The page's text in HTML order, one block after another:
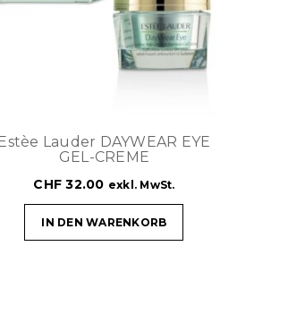
Estèe Lauder DAYWEAR EYE
GEL-CREME
CHF 32.00 exkl. MwSt.
IN DEN WARENKORB